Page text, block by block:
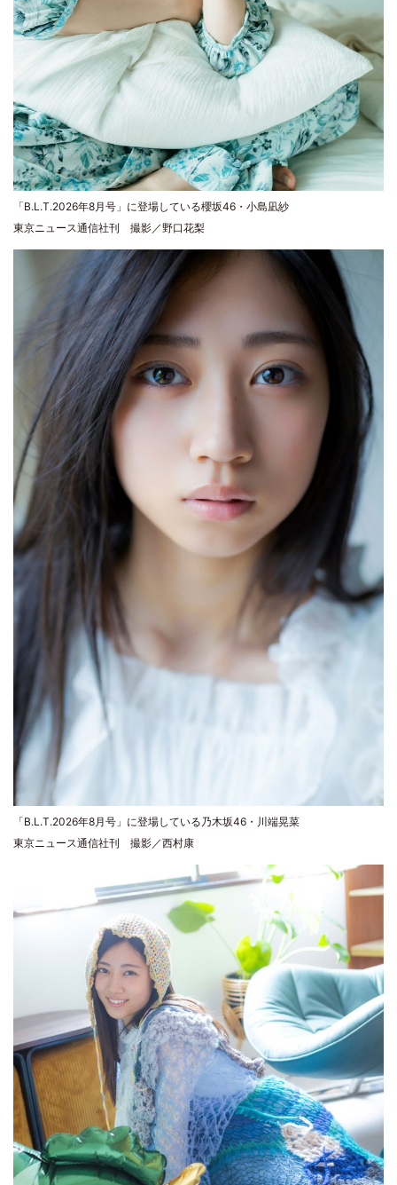
「B.L.T.2026年8月号」に登場している櫻坂46・小島凪紗
東京ニュース通信社刊 撮影／野口花梨
「B.L.T.2026年8月号」に登場している乃木坂46・川端晃菜
東京ニュース通信社刊 撮影／西村康